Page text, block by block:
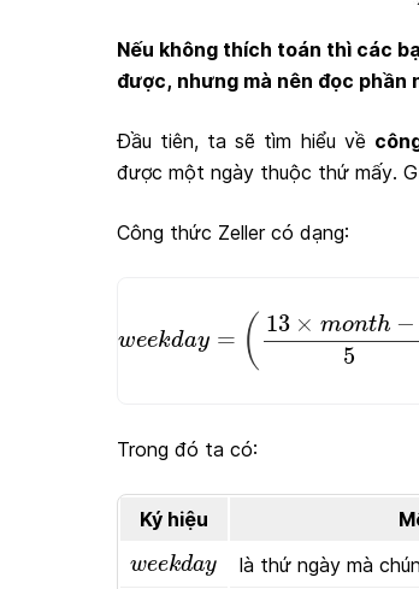
Nếu không thích toán thì các
được, nhưng mà nên đọc phần
Đầu tiên, ta sẽ tìm hiểu về
được một ngày thuộc thứ mấy.
Công thức Zeller có dạng:
weekday = ( 13 × month −
5
= (13 th
Trong đó ta có:
Ký hiệu
weekday
weekda là thứ ngày mà